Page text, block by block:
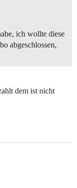
ich wollte diese
abgeschlossen,
dem ist nicht